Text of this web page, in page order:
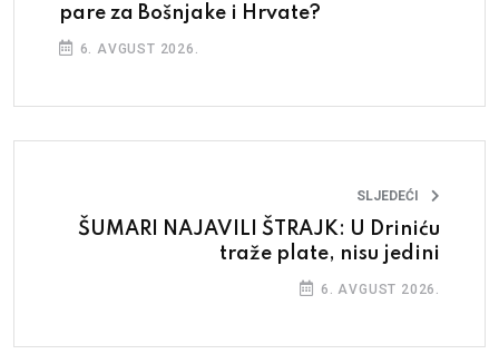
pare za Bošnjake i Hrvate?
6. AVGUST 2026.
SLJEDEĆI
ŠUMARI NAJAVILI ŠTRAJK: U Driniću
traže plate, nisu jedini
6. AVGUST 2026.